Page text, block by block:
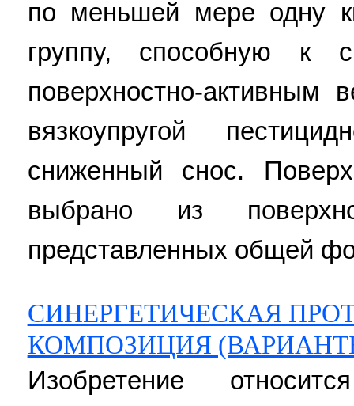
по меньшей мере одну
группу, способную к
поверхностно-активным
вязкоупругой
сниженный снос.
выбрано из
представленных общей
СИНЕРГЕТИЧЕСКАЯ
КОМПОЗИЦИЯ
Изобретение